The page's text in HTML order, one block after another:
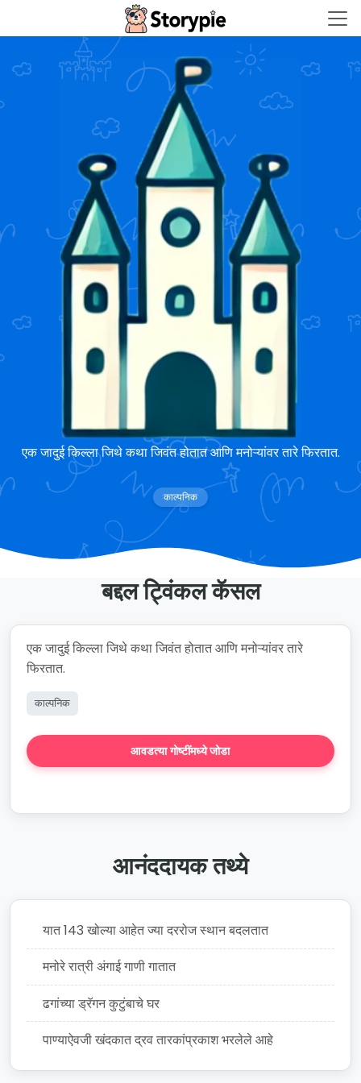
Storypie - Home
ट्विंकल कॅसल
एक जादुई किल्ला जिथे कथा जिवंत होतात आणि मनोऱ्यांवर तारे फिरतात.
काल्पनिक
बद्दल ट्विंकल कॅसल
एक जादुई किल्ला जिथे कथा जिवंत होतात आणि मनोऱ्यांवर तारे
फिरतात.
काल्पनिक
आवडत्या गोष्टींमध्ये जोडा
आनंददायक तथ्ये
यात 143 खोल्या आहेत ज्या दररोज स्थान बदलतात
मनोरे रात्री अंगाई गाणी गातात
ढगांच्या ड्रॅगन कुटुंबाचे घर
पाण्याऐवजी खंदकात द्रव तारकांप्रकाश भरलेले आहे